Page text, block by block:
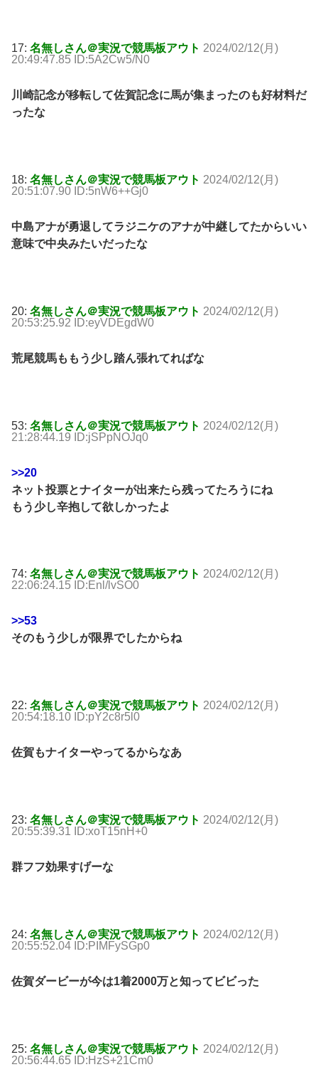
17: 名無しさん＠実況で競馬板アウト 2024/02/12(月)
20:49:47.85 ID:5A2Cw5/N0
川崎記念が移転して佐賀記念に馬が集まったのも好材料だ
ったな
18: 名無しさん＠実況で競馬板アウト 2024/02/12(月)
20:51:07.90 ID:5nW6++Gj0
中島アナが勇退してラジニケのアナが中継してたからいい
意味で中央みたいだったな
20: 名無しさん＠実況で競馬板アウト 2024/02/12(月)
20:53:25.92 ID:eyVDEgdW0
荒尾競馬ももう少し踏ん張れてればな
53: 名無しさん＠実況で競馬板アウト 2024/02/12(月)
21:28:44.19 ID:jSPpNOJq0
>>20
ネット投票とナイターが出来たら残ってたろうにね
もう少し辛抱して欲しかったよ
74: 名無しさん＠実況で競馬板アウト 2024/02/12(月)
22:06:24.15 ID:Enl/lvSO0
>>53
そのもう少しが限界でしたからね
22: 名無しさん＠実況で競馬板アウト 2024/02/12(月)
20:54:18.10 ID:pY2c8r5l0
佐賀もナイターやってるからなあ
23: 名無しさん＠実況で競馬板アウト 2024/02/12(月)
20:55:39.31 ID:xoT15nH+0
群フフ効果すげーな
24: 名無しさん＠実況で競馬板アウト 2024/02/12(月)
20:55:52.04 ID:PIMFySGp0
佐賀ダービーが今は1着2000万と知ってビビった
25: 名無しさん＠実況で競馬板アウト 2024/02/12(月)
20:56:44.65 ID:HzS+21Cm0